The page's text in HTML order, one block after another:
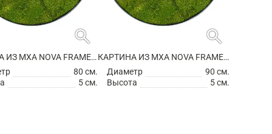
search
КАРТИНА ИЗ МХА NOVA FRAME ANTHRACITE-CONCRETE 100% FLAT MOSS
80 см.
5 см.
search
КАРТИНА ИЗ МХА NOVA FRAME ANTHRACITE-CONCRETE 100% FLAT MOSS
Диаметр
90 см.
Высота
5 см.